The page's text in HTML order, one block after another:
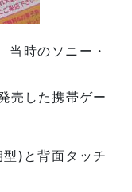
当時のソニー・
売した携帯ゲー
)と背面タッチ